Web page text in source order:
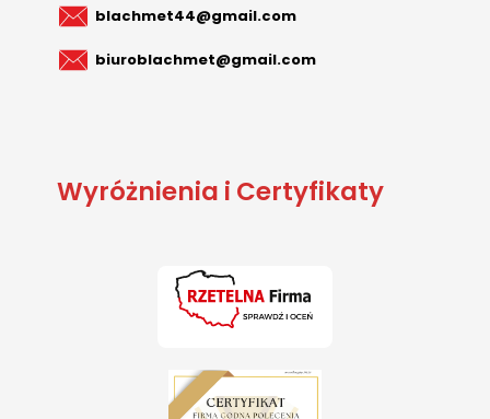
blachmet44@gmail.com
biuroblachmet@gmail.com
Wyróżnienia i Certyfikaty